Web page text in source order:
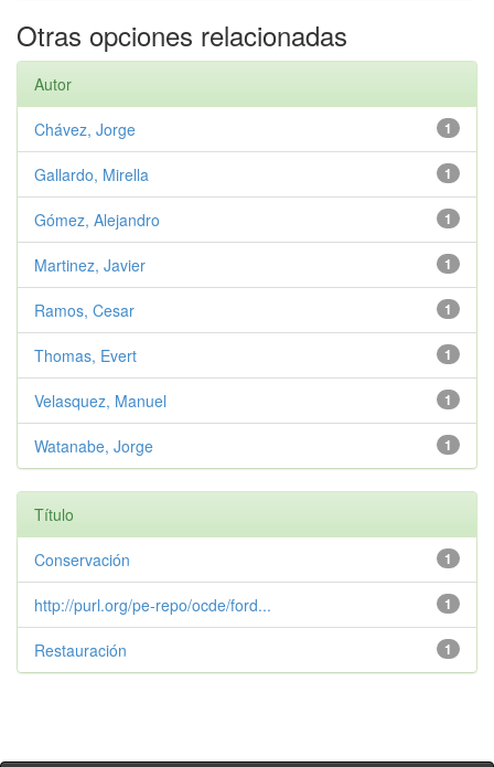
Otras opciones relacionadas
Autor
1
Chávez, Jorge
1
Gallardo, Mirella
1
Gómez, Alejandro
1
Martinez, Javier
1
Ramos, Cesar
1
Thomas, Evert
1
Velasquez, Manuel
1
Watanabe, Jorge
Título
1
Conservación
1
http://purl.org/pe-repo/ocde/ford...
1
Restauración